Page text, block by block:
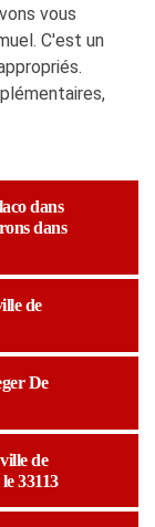
vous
C'est un
dans
dans
de
De
de
33113